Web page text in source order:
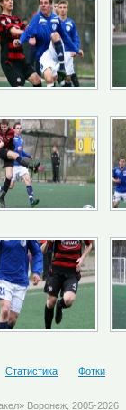
Статистика Фотки
Воронеж, 2005-2026